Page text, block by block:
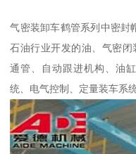
气密装卸车鹤管系列中密封
石油行业开发的油、气密
通管、自动跟进机构、油
统、电气控制、定量装车系